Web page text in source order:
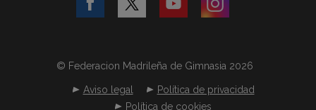
© Federacion Madrileña de Gimnasia 2026
Aviso legal
Política de privacidad
Política de cookies